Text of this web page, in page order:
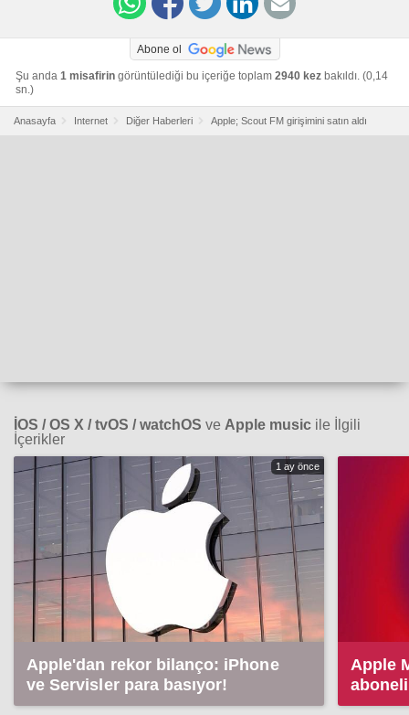
Abone ol
Şu anda 1 misafirin görüntülediği bu içeriğe toplam 2940 kez bakıldı. (0,14
sn.)
Anasayfa Internet Diğer Haberleri Apple; Scout FM girişimini satın aldı
İOS / OS X / tvOS / watchOS ve Apple music ile İlgili
İçerikler
1 ay önce
Apple'dan rekor bilanço: iPhone
ve Servisler para basıyor!
Apple
İşte